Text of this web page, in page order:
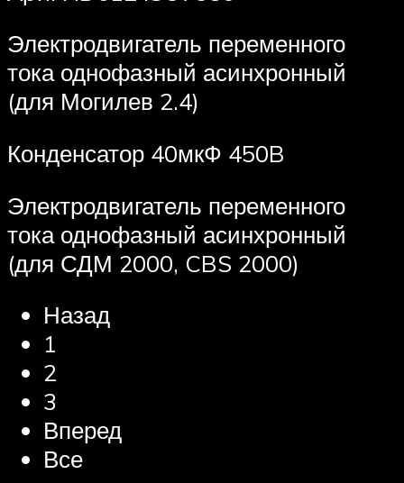
Электродвигатель переменного
тока однофазный асинхронный
(для Могилев 2.4)
Конденсатор 40мкФ 450B
Электродвигатель переменного
тока однофазный асинхронный
(для СДМ 2000, CBS 2000)
Назад
1
2
3
Вперед
Все